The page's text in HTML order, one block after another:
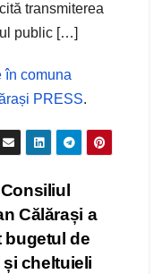
transmiterea
public […]
în comuna
PRESS.
Călărași a
bugetul de
cheltuieli